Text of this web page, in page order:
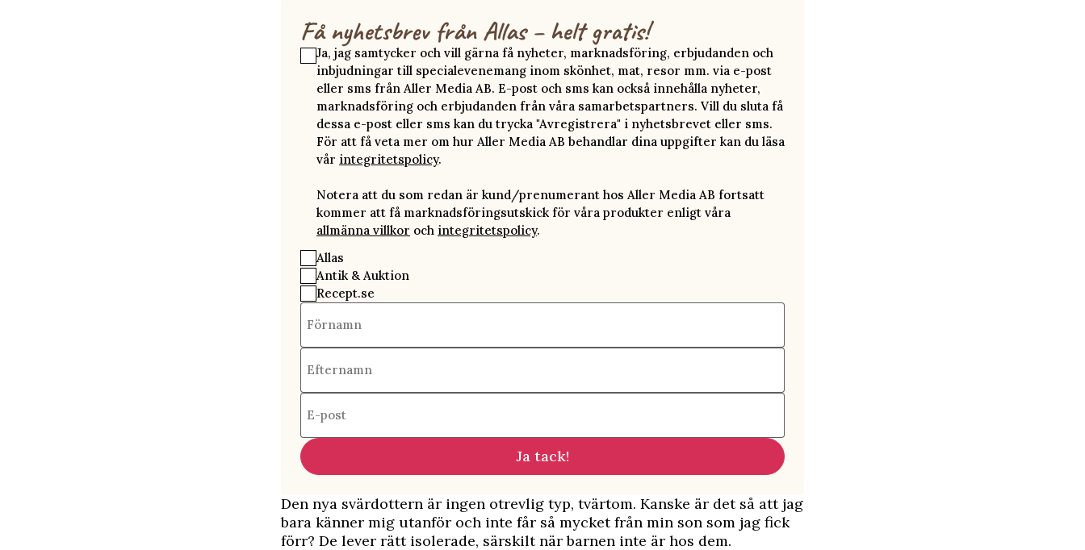
Få nyhetsbrev från Allas – helt gratis!
Ja, jag samtycker och vill gärna få nyheter, marknadsföring, erbjudanden och
inbjudningar till specialevenemang inom skönhet, mat, resor mm. via e-post
eller sms från Aller Media AB. E-post och sms kan också innehålla nyheter,
marknadsföring och erbjudanden från våra samarbetspartners. Vill du sluta få
dessa e-post eller sms kan du trycka "Avregistrera" i nyhetsbrevet eller sms.
För att få veta mer om hur Aller Media AB behandlar dina uppgifter kan du läsa
vår integritetspolicy.
Notera att du som redan är kund/prenumerant hos Aller Media AB fortsatt
kommer att få marknadsföringsutskick för våra produkter enligt våra
allmänna villkor och integritetspolicy.
Allas
Antik & Auktion
Recept.se
Förnamn
Efternamn
E-post
Ja tack!
Den nya svärdottern är ingen otrevlig typ, tvärtom. Kanske är det så att jag
bara känner mig utanför och inte får så mycket från min son som jag fick
förr? De lever rätt isolerade, särskilt när barnen inte är hos dem.